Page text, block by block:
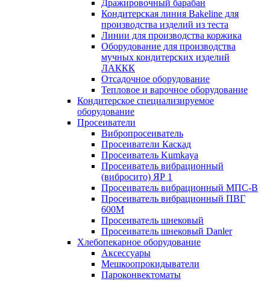
Дражировочный барабан
Кондитерская линия Bakeline для
производства изделий из теста
Линии для производства коржика
Оборудование для производства
мучных кондитерских изделий
ЛАККК
Отсадочное оборудование
Тепловое и варочное оборудование
Кондитерское специализируемое
оборудование
Просеиватели
Вибропросеиватель
Просеиватели Каскад
Просеиватель Kumkaya
Просеиватель вибрационный
(вибросито) ЯР 1
Просеиватель вибрационный МПС-В
Просеиватель вибрационный ПВГ
600М
Просеиватель шнековый
Просеиватель шнековый Danler
Хлебопекарное оборудование
Аксессуары
Мешкоопрокидыватели
Пароконвектоматы